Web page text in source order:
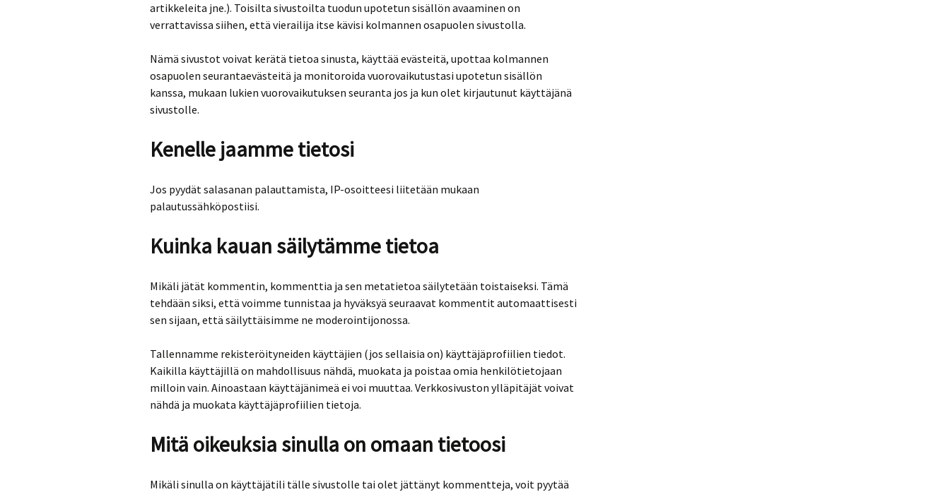
artikkeleita jne.). Toisilta sivustoilta tuodun upotetun sisällön avaaminen on
verrattavissa siihen, että vierailija itse kävisi kolmannen osapuolen sivustolla.
Nämä sivustot voivat kerätä tietoa sinusta, käyttää evästeitä, upottaa kolmannen
osapuolen seurantaevästeitä ja monitoroida vuorovaikutustasi upotetun sisällön
kanssa, mukaan lukien vuorovaikutuksen seuranta jos ja kun olet kirjautunut käyttäjänä
sivustolle.
Kenelle jaamme tietosi
Jos pyydät salasanan palauttamista, IP-osoitteesi liitetään mukaan
palautussähköpostiisi.
Kuinka kauan säilytämme tietoa
Mikäli jätät kommentin, kommenttia ja sen metatietoa säilytetään toistaiseksi. Tämä
tehdään siksi, että voimme tunnistaa ja hyväksyä seuraavat kommentit automaattisesti
sen sijaan, että säilyttäisimme ne moderointijonossa.
Tallennamme rekisteröityneiden käyttäjien (jos sellaisia on) käyttäjäprofiilien tiedot.
Kaikilla käyttäjillä on mahdollisuus nähdä, muokata ja poistaa omia henkilötietojaan
milloin vain. Ainoastaan käyttäjänimeä ei voi muuttaa. Verkkosivuston ylläpitäjät voivat
nähdä ja muokata käyttäjäprofiilien tietoja.
Mitä oikeuksia sinulla on omaan tietoosi
Mikäli sinulla on käyttäjätili tälle sivustolle tai olet jättänyt kommentteja, voit pyytää